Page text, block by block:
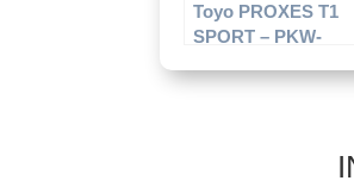
Toyo PROXES T1
SPORT – PKW-
96 Y –